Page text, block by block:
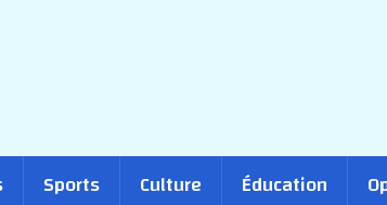
Sports Culture Éducation